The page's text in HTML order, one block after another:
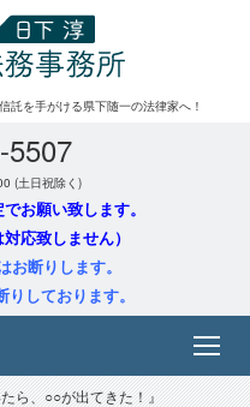
託を手がける県下随一の法律家へ！
5507
(土日祝除く)
お願い致します。
応致しません）
お断りします。
しております。
ら、○○が出てきた！』